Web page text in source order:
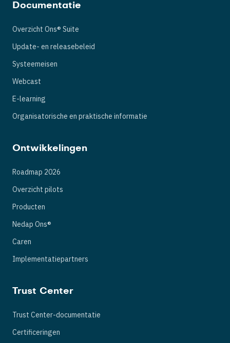
Documentatie
Overzicht Ons® Suite
Update- en releasebeleid
Systeemeisen
Webcast
E-learning
Organisatorische en praktische informatie
Ontwikkelingen
Roadmap 2026
Overzicht pilots
Producten
Nedap Ons®
Caren
Implementatiepartners
Trust Center
Trust Center-documentatie
Certificeringen